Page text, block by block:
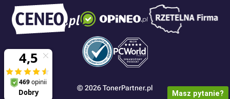
© 2026 TonerPartner.pl
Masz pytanie?